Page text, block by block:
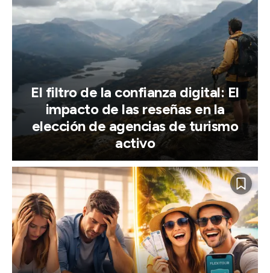
El filtro de la confianza digital: El
impacto de las reseñas en la
elección de agencias de turismo
activo